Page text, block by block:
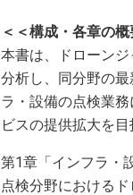
＜＜構成・各章の概
本書は、ドローン
分析し、同分野の
ラ・設備の点検業
ビスの提供拡大を
第1章「インフラ・
点検分野における